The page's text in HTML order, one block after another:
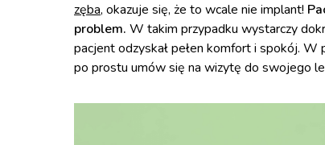
zęba, okazuje się, że to wcale nie implant!
problem. W takim przypadku wystarczy
pacjent odzyskał pełen komfort i spokój.
po prostu umów się na wizytę do swojego